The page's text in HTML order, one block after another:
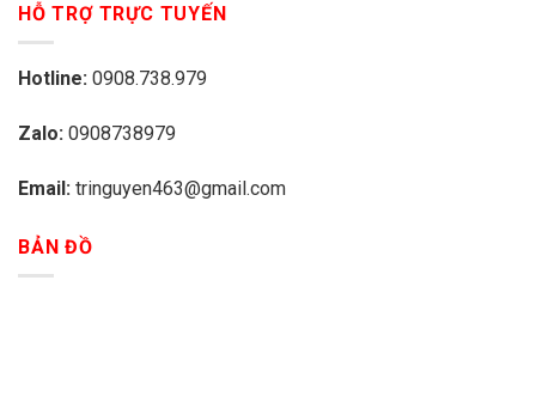
HỖ TRỢ TRỰC TUYẾN
Hotline: 0908.738.979
Zalo: 0908738979
Email: tringuyen463@gmail.com
BẢN ĐỒ